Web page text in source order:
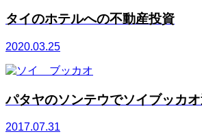
タイのホテルへの不動産投資
2020.03.25
パタヤのソンテウでソイブッカ
2017.07.31